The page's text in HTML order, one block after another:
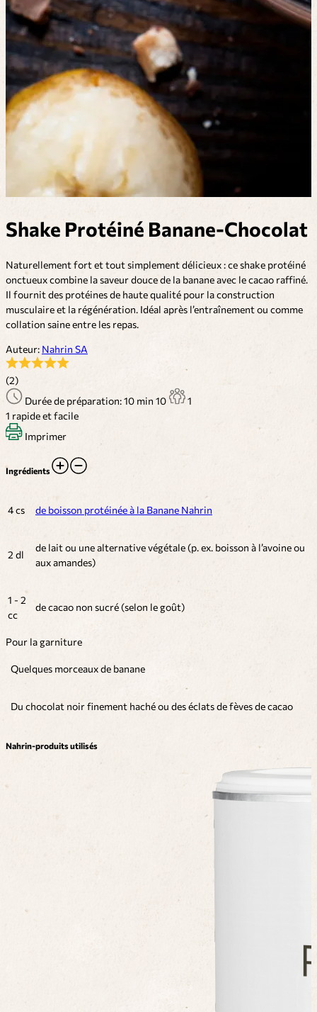
Shake Protéiné Banane-Chocolat
Naturellement fort et tout simplement délicieux : ce shake protéiné
onctueux combine la saveur douce de la banane avec le cacao raffiné.
Il fournit des protéines de haute qualité pour la construction
musculaire et la régénération. Idéal après l’entraînement ou comme
collation saine entre les repas.
Auteur: Nahrin SA
(2)
Durée de préparation: 10 min 10
1
1 rapide et facile
Imprimer
Ingrédients
4 cs de boisson protéinée à la Banane Nahrin
2 dl
de lait ou une alternative végétale (p. ex. boisson à l’avoine ou
aux amandes)
1 - 2
cc
de cacao non sucré (selon le goût)
Pour la garniture
Quelques morceaux de banane
Du chocolat noir finement haché ou des éclats de fèves de cacao
Nahrin-produits utilisés